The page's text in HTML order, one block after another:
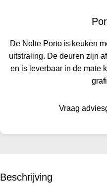
De Nolte Porto is keuken
uitstraling. De deuren zijn
en is leverbaar in de mate
Vraag
Beschrijving